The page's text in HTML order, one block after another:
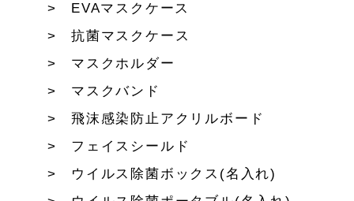
EVAマスクケース
抗菌マスクケース
マスクホルダー
マスクバンド
飛沫感染防止アクリルボード
フェイスシールド
ウイルス除菌ボックス(名入れ)